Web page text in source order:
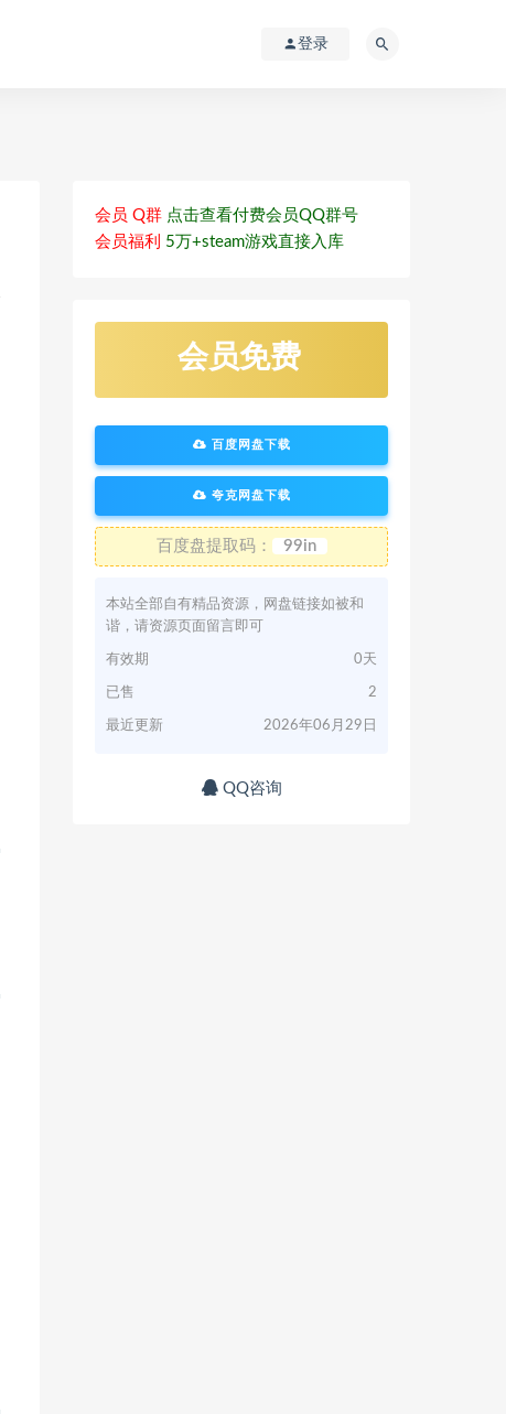
登录
会员 Q群 点击查看付费会员QQ群号
会员福利 5万+steam游戏直接入库
会员免费
百度网盘下载
夸克网盘下载
百度盘提取码： 99in
本站全部自有精品资源，网盘链接如被和
谐，请资源页面留言即可
有效期 0天
已售 2
最近更新 2026年06月29日
QQ咨询